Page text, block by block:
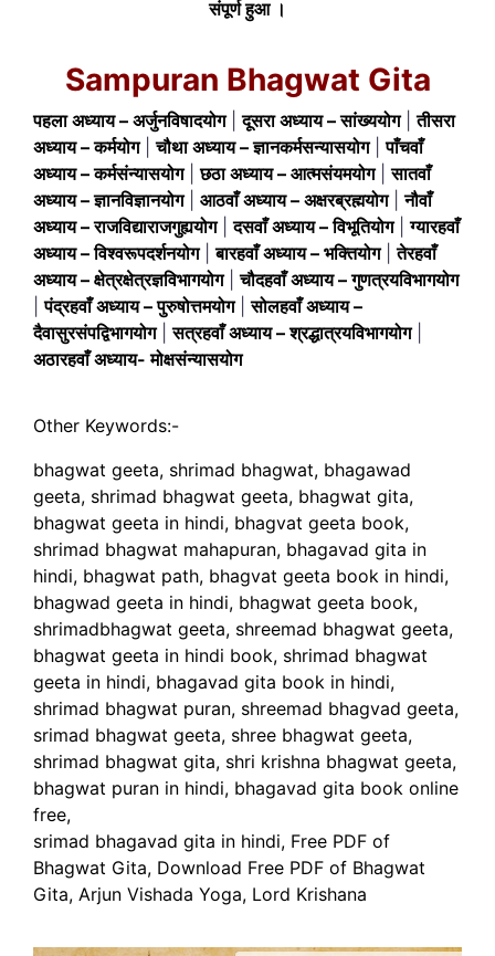
संपूर्ण हुआ ।
Sampuran Bhagwat Gita
पहला अध्याय – अर्जुनविषादयोग|दूसरा अध्याय – सांख्ययोग|तीसरा
अध्याय – कर्मयोग|चौथा अध्याय – ज्ञानकर्मसन्यासयोग|पाँचवाँ
अध्याय – कर्मसंन्यासयोग|छठा अध्याय – आत्मसंयमयोग|सातवाँ
अध्याय – ज्ञानविज्ञानयोग| आठवाँ अध्याय – अक्षरब्रह्मयोग|नौवाँ
अध्याय – राजविद्याराजगुह्ययोग|दसवाँ अध्याय – विभूतियोग|ग्यारहवाँ
अध्याय – विश्वरूपदर्शनयोग|बारहवाँ अध्याय – भक्तियोग|तेरहवाँ
अध्याय – क्षेत्रक्षेत्रज्ञविभागयोग|चौदहवाँ अध्याय – गुणत्रयविभागयोग
|पंद्रहवाँ अध्याय – पुरुषोत्तमयोग|सोलहवाँ अध्याय –
दैवासुरसंपद्विभागयोग|सत्रहवाँ अध्याय – श्रद्धात्रयविभागयोग|
अठारहवाँ अध्याय- मोक्षसंन्यासयोग
Other Keywords:-
bhagwat geeta, shrimad bhagwat, bhagawad
geeta, shrimad bhagwat geeta, bhagwat gita,
bhagwat geeta in hindi, bhagvat geeta book,
shrimad bhagwat mahapuran, bhagavad gita in
hindi, bhagwat path, bhagvat geeta book in hindi,
bhagwad geeta in hindi, bhagwat geeta book,
shrimadbhagwat geeta, shreemad bhagwat geeta,
bhagwat geeta in hindi book, shrimad bhagwat
geeta in hindi, bhagavad gita book in hindi,
shrimad bhagwat puran, shreemad bhagvad geeta,
srimad bhagwat geeta, shree bhagwat geeta,
shrimad bhagwat gita, shri krishna bhagwat geeta,
bhagwat puran in hindi, bhagavad gita book online
free,
srimad bhagavad gita in hindi, Free PDF of
Bhagwat Gita, Download Free PDF of Bhagwat
Gita, Arjun Vishada Yoga, Lord Krishana